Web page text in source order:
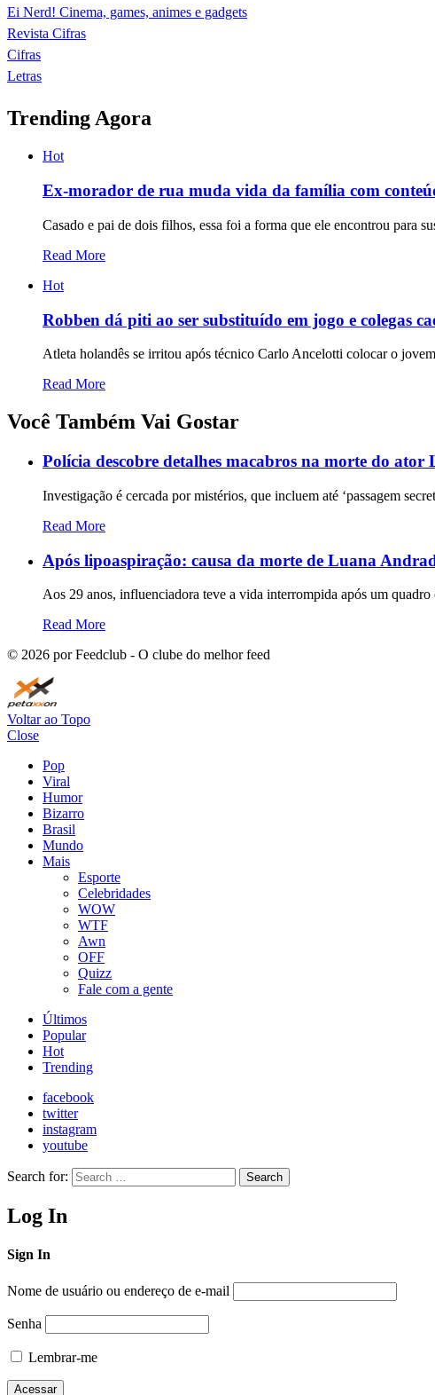
Ei Nerd! Cinema, games, animes e gadgets
Revista Cifras
Cifras
Letras
Trending Agora
Hot
Ex-morador de rua muda vida da família com
Casado e pai de dois filhos, essa foi a forma que ele encontrou para
Read More
Hot
Robben dá piti ao ser substituído em jogo e colegas
Atleta holandês se irritou após técnico Carlo Ancelotti colocar o
Read More
Você Também Vai Gostar
Polícia descobre detalhes macabros na morte do
Investigação é cercada por mistérios, que incluem até ‘passagem
Read More
Após lipoaspiração: causa da morte de Luana
Aos 29 anos, influenciadora teve a vida interrompida após um
Read More
© 2026 por Feedclub - O clube do melhor feed
Voltar ao Topo
Close
Pop
Viral
Humor
Bizarro
Brasil
Mundo
Mais
Esporte
Celebridades
WOW
WTF
Awn
OFF
Quizz
Fale com a gente
Últimos
Popular
Hot
Trending
facebook
twitter
instagram
youtube
Search for: Search
Log In
Sign In
Nome de usuário ou endereço de e-mail
Senha
Lembrar-me